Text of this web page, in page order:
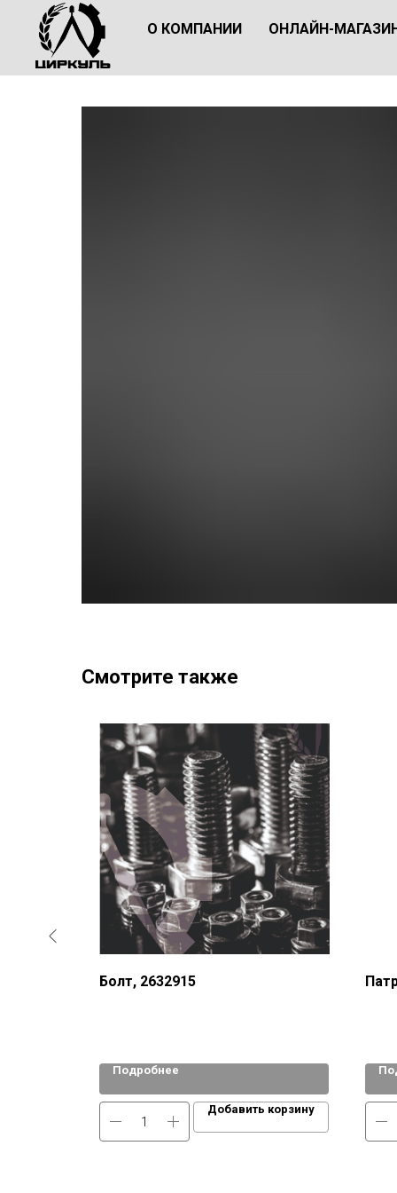
О КОМПАНИИ ОНЛАЙН-
Смотрите также
Болт, 2632915
Подробнее
Добавить корзину